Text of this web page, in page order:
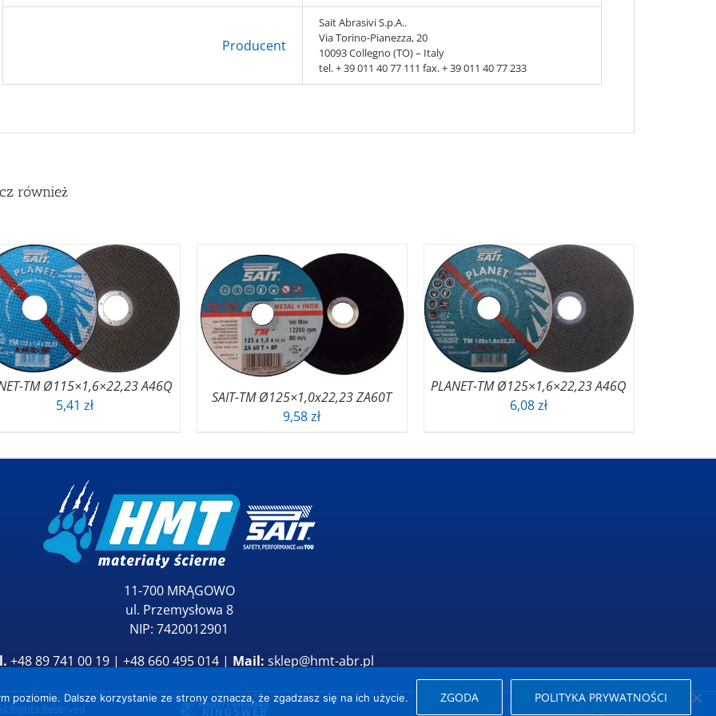
Producent
Sait Abrasivi S.p.A..
Via Torino-Pianezza, 20
10093 Collegno (TO) – Italy
tel. + 39 011 40 77 111 fax. + 39 011 40 77 233
również
TM Ø115×1,6×22,23 A46Q
5,41zł
SAIT-TM Ø125×1,0x22,23 ZA60T
9,58zł
PLANET-TM Ø125×1,6×22,23 A46Q
6,08zł
11-700 MRĄGOWO
ul. Przemysłowa 8
NIP: 7420012901
+48 89 741 00 19 | +48 660 495 014 | Mail: sklep@hmt-abr.pl
Rights Reserved
poziomie. Dalsze korzystanie ze strony oznacza, że zgadzasz się na ich użycie. ZGODA POLITYKA PRYWATNOŚCI